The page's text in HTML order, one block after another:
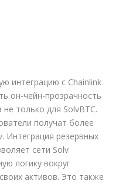
интеграцию с Chainlink
он-чейн-прозрачность
только для SolvBTC.
получат более
Интеграция резервных
сети Solv
логику вокруг
активов. Это также